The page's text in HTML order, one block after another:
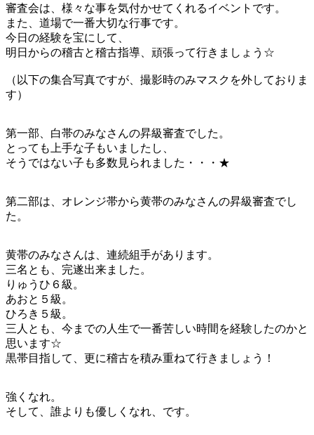
審査会は、様々な事を気付かせてくれるイベントです。
また、道場で一番大切な行事です。
今日の経験を宝にして、
明日からの稽古と稽古指導、頑張って行きましょう☆
（以下の集合写真ですが、撮影時のみマスクを外しておりま
す）
第一部、白帯のみなさんの昇級審査でした。
とっても上手な子もいましたし、
そうではない子も多数見られました・・・★
第二部は、オレンジ帯から黄帯のみなさんの昇級審査でし
た。
黄帯のみなさんは、連続組手があります。
三名とも、完遂出来ました。
りゅうひ６級。
あおと５級。
ひろき５級。
三人とも、今までの人生で一番苦しい時間を経験したのかと
思います☆
黒帯目指して、更に稽古を積み重ねて行きましょう！
強くなれ。
そして、誰よりも優しくなれ、です。